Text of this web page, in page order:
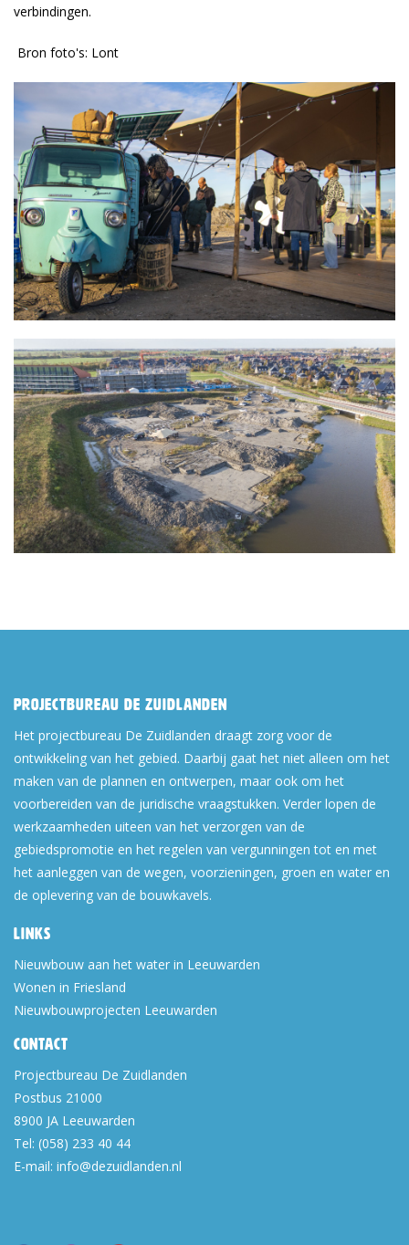
verbindingen.
Bron foto's: Lont
Projectbureau De Zuidlanden
Het projectbureau De Zuidlanden draagt zorg voor de
ontwikkeling van het gebied. Daarbij gaat het niet alleen om het
maken van de plannen en ontwerpen, maar ook om het
voorbereiden van de juridische vraagstukken. Verder lopen de
werkzaamheden uiteen van het verzorgen van de
gebiedspromotie en het regelen van vergunningen tot en met
het aanleggen van de wegen, voorzieningen, groen en water en
de oplevering van de bouwkavels.
Links
Nieuwbouw aan het water in Leeuwarden
Wonen in Friesland
Nieuwbouwprojecten Leeuwarden
Contact
Projectbureau De Zuidlanden
Postbus 21000
8900 JA Leeuwarden
Tel: (058) 233 40 44
E-mail: info@dezuidlanden.nl